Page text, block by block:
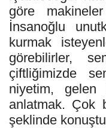
göre
İnsanoğlu
kurmak
görebilirler,
çiftliğimizde
niyetim, gelen
anlatmak. Çok
şeklinde